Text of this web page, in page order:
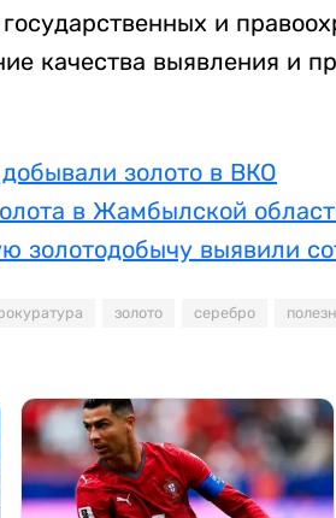
и
качества выявления и
золото в ВКО
в Жамбылской
золотодобычу выявили
золото серебро